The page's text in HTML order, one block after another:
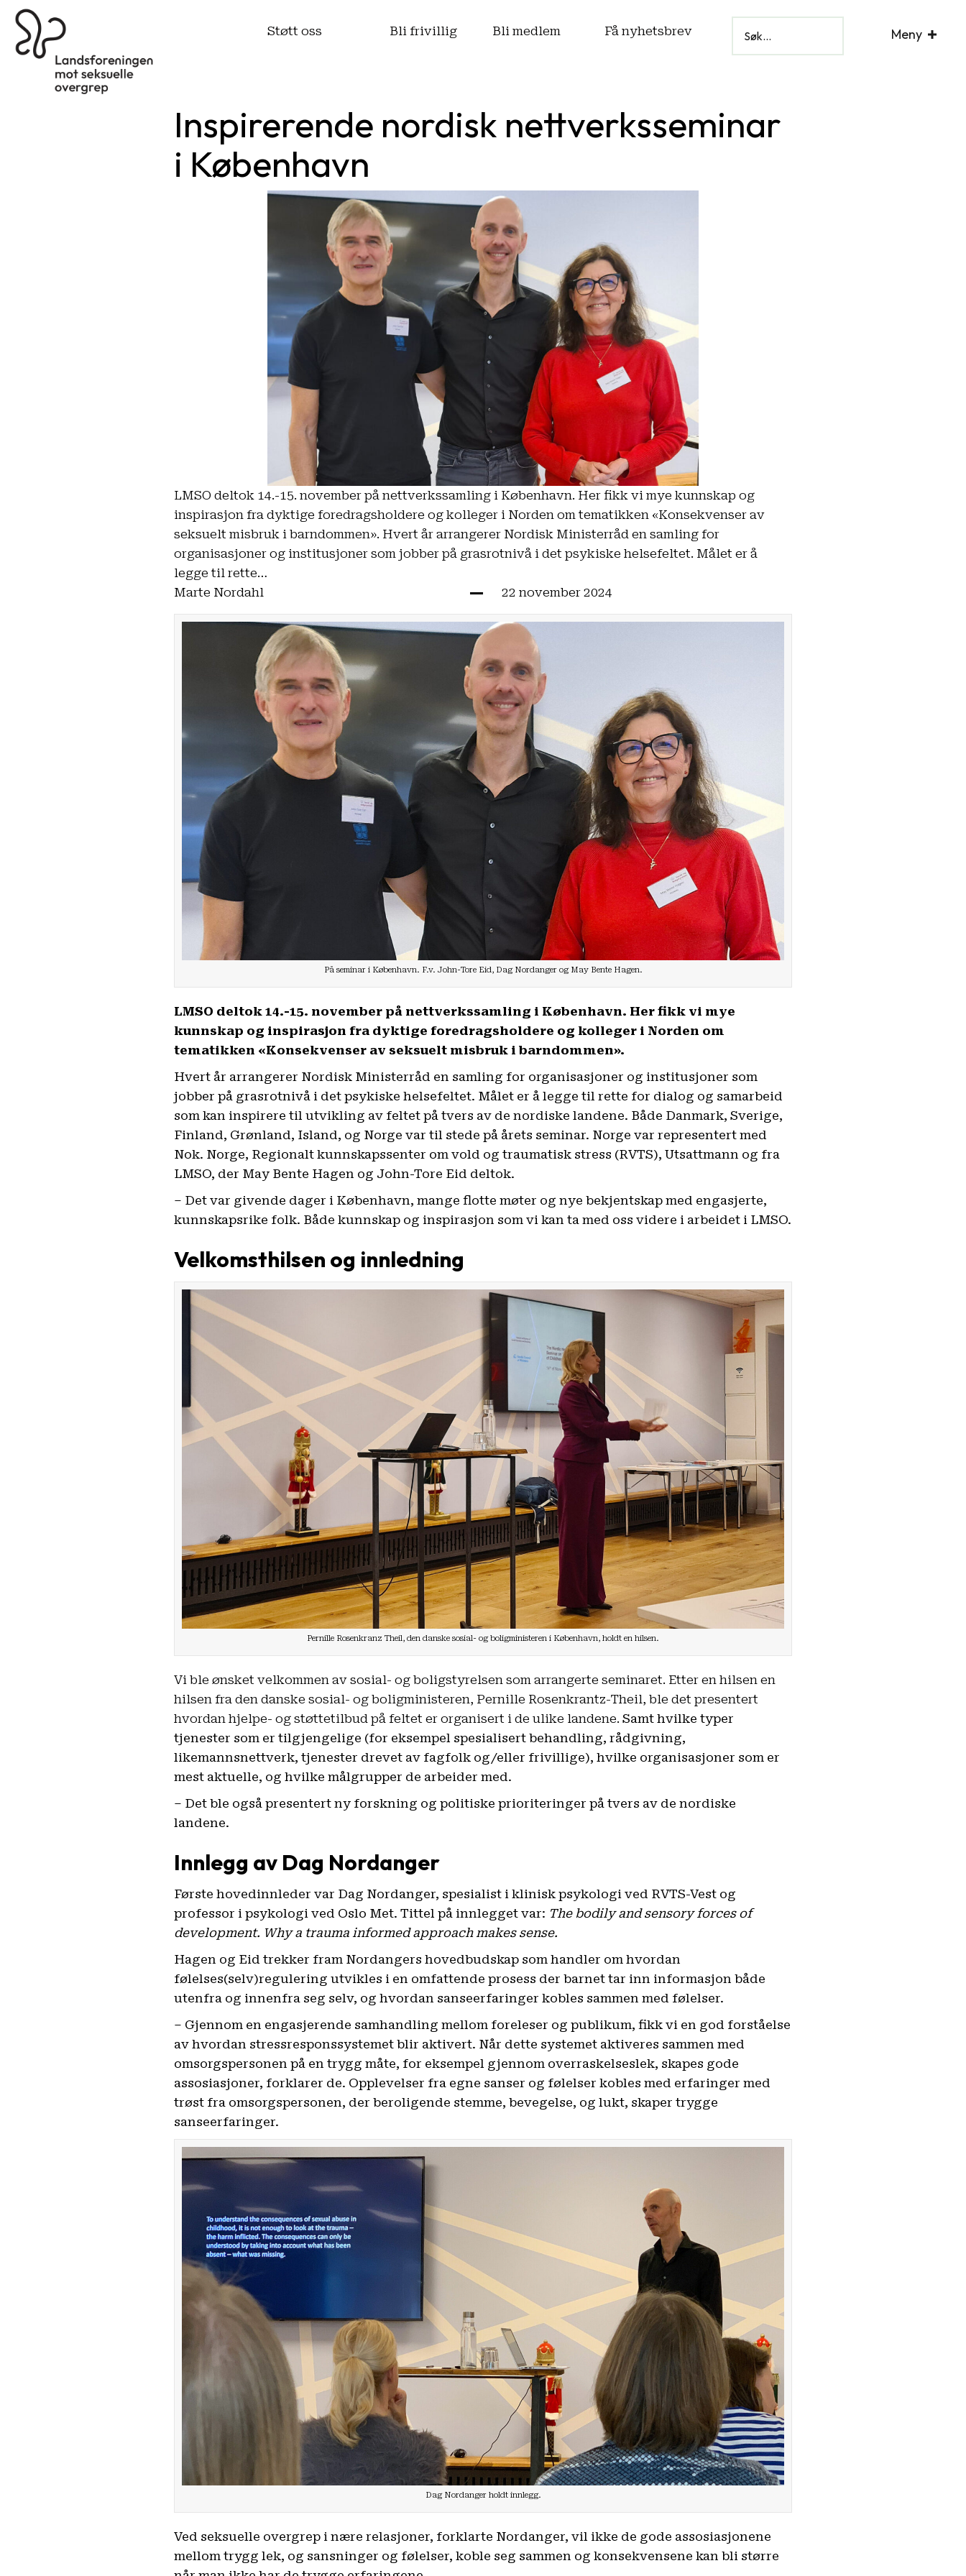
Støtt oss Bli frivillig Bli medlem Få nyhetsbrev Meny
Inspirerende nordisk nettverksseminar
i København
LMSO deltok 14.-15. november på nettverkssamling i København. Her fikk vi mye kunnskap og
inspirasjon fra dyktige foredragsholdere og kolleger i Norden om tematikken «Konsekvenser av
seksuelt misbruk i barndommen». Hvert år arrangerer Nordisk Ministerråd en samling for
organisasjoner og institusjoner som jobber på grasrotnivå i det psykiske helsefeltet. Målet er å
legge til rette…
Marte Nordahl
22 november 2024
På seminar i København. F.v. John-Tore Eid, Dag Nordanger og May Bente Hagen.
LMSO deltok 14.-15. november på nettverkssamling i København. Her fikk vi mye
kunnskap og inspirasjon fra dyktige foredragsholdere og kolleger i Norden om
tematikken «Konsekvenser av seksuelt misbruk i barndommen».
Hvert år arrangerer Nordisk Ministerråd en samling for organisasjoner og institusjoner som
jobber på grasrotnivå i det psykiske helsefeltet. Målet er å legge til rette for dialog og samarbeid
som kan inspirere til utvikling av feltet på tvers av de nordiske landene. Både Danmark, Sverige,
Finland, Grønland, Island, og Norge var til stede på årets seminar. Norge var representert med
Nok. Norge, Regionalt kunnskapssenter om vold og traumatisk stress (RVTS), Utsattmann og fra
LMSO, der May Bente Hagen og John-Tore Eid deltok.
– Det var givende dager i København, mange flotte møter og nye bekjentskap med engasjerte,
kunnskapsrike folk. Både kunnskap og inspirasjon som vi kan ta med oss videre i arbeidet i LMSO.
Velkomsthilsen og innledning
Pernille Rosenkranz Theil, den danske sosial- og boligministeren i København, holdt en hilsen.
Vi ble ønsket velkommen av sosial- og boligstyrelsen som arrangerte seminaret. Etter en hilsen en
hilsen fra den danske sosial- og boligministeren, Pernille Rosenkrantz-Theil, ble det presentert
hvordan hjelpe- og støttetilbud på feltet er organisert i de ulike landene. Samt hvilke typer
tjenester som er tilgjengelige (for eksempel spesialisert behandling, rådgivning,
likemannsnettverk, tjenester drevet av fagfolk og/eller frivillige), hvilke organisasjoner som er
mest aktuelle, og hvilke målgrupper de arbeider med.
– Det ble også presentert ny forskning og politiske prioriteringer på tvers av de nordiske
landene.
Innlegg av Dag Nordanger
Første hovedinnleder var Dag Nordanger, spesialist i klinisk psykologi ved RVTS-Vest og
professor i psykologi ved Oslo Met. Tittel på innlegget var: The bodily and sensory forces of
development. Why a trauma informed approach makes sense.
Hagen og Eid trekker fram Nordangers hovedbudskap som handler om hvordan
følelses(selv)regulering utvikles i en omfattende prosess der barnet tar inn informasjon både
utenfra og innenfra seg selv, og hvordan sanseerfaringer kobles sammen med følelser.
– Gjennom en engasjerende samhandling mellom foreleser og publikum, fikk vi en god forståelse
av hvordan stressresponssystemet blir aktivert. Når dette systemet aktiveres sammen med
omsorgspersonen på en trygg måte, for eksempel gjennom overraskelseslek, skapes gode
assosiasjoner, forklarer de. Opplevelser fra egne sanser og følelser kobles med erfaringer med
trøst fra omsorgspersonen, der beroligende stemme, bevegelse, og lukt, skaper trygge
sanseerfaringer.
Dag Nordanger holdt innlegg.
Ved seksuelle overgrep i nære relasjoner, forklarte Nordanger, vil ikke de gode assosiasjonene
mellom trygg lek, og sansninger og følelser, koble seg sammen og konsekvensene kan bli større